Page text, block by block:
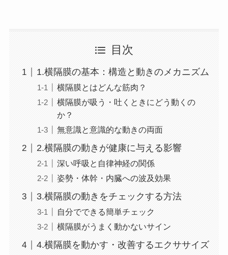
目次
1.横隔膜の基本：構造と動きのメカニズム
横隔膜とはどんな筋肉？
横隔膜が吸う・吐くときにどう動くの
か？
無意識と意識的な動きの両面
2.横隔膜の動きが健康に与える影響
深い呼吸と自律神経の関係
姿勢・体幹・内臓への波及効果
3.横隔膜の動きをチェックする方法
自分でできる簡単チェック
横隔膜がうまく動かないサイン
4.横隔膜を動かす・改善するエクササイズ